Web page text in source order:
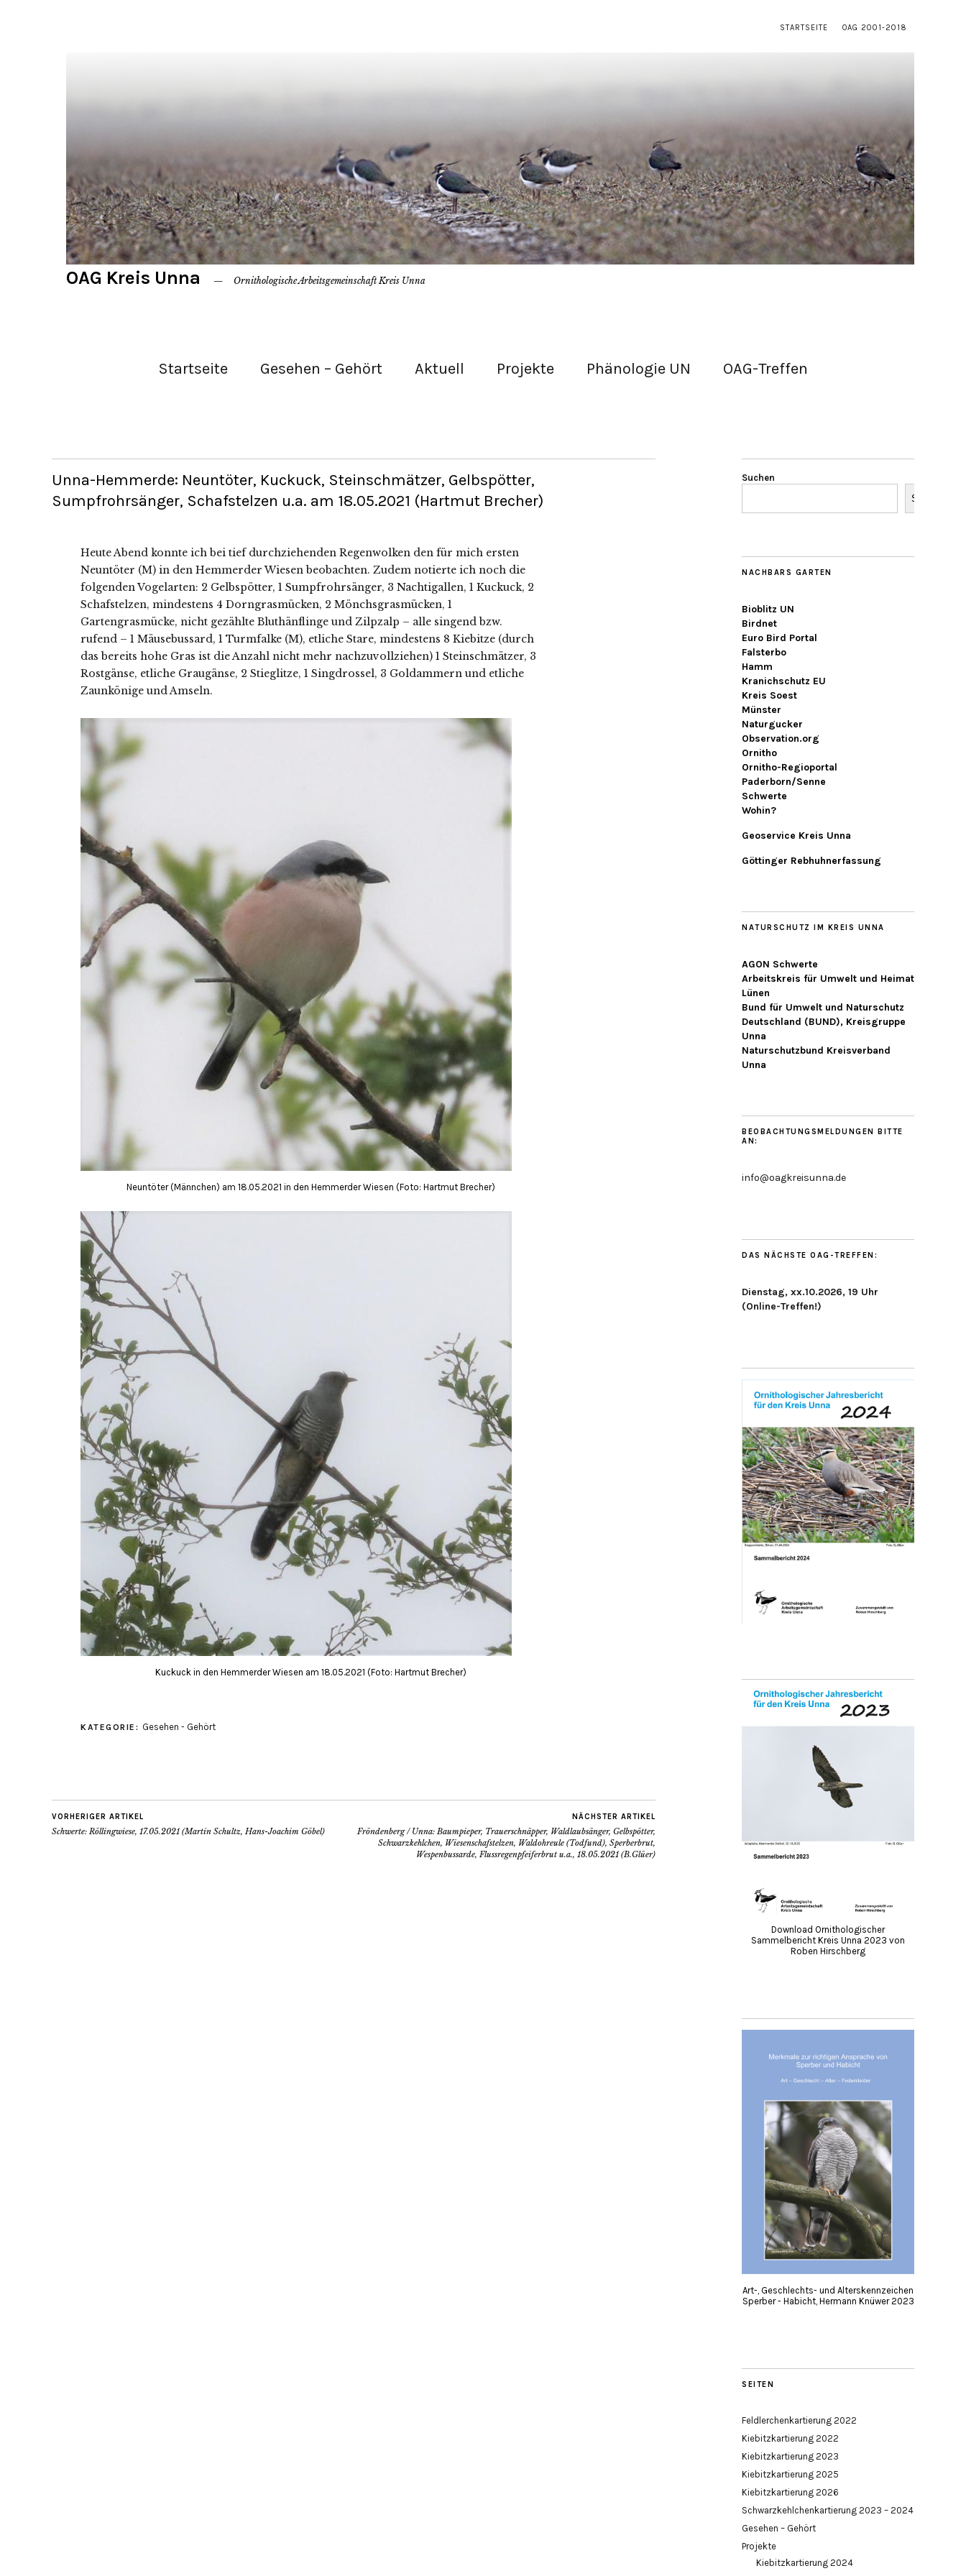
STARTSEITE OAG 2001-2018
OAG Kreis Unna Ornithologische Arbeitsgemeinschaft Kreis Unna
Startseite Gesehen – Gehört Aktuell Projekte Phänologie UN OAG-Treffen
Unna-Hemmerde: Neuntöter, Kuckuck, Steinschmätzer, Gelbspötter,
Sumpfrohrsänger, Schafstelzen u.a. am 18.05.2021 (Hartmut Brecher)
Heute Abend konnte ich bei tief durchziehenden Regenwolken den für mich ersten
Neuntöter (M) in den Hemmerder Wiesen beobachten. Zudem notierte ich noch die
folgenden Vogelarten: 2 Gelbspötter, 1 Sumpfrohrsänger, 3 Nachtigallen, 1 Kuckuck, 2
Schafstelzen, mindestens 4 Dorngrasmücken, 2 Mönchsgrasmücken, 1
Gartengrasmücke, nicht gezählte Bluthänflinge und Zilpzalp – alle singend bzw.
rufend – 1 Mäusebussard, 1 Turmfalke (M), etliche Stare, mindestens 8 Kiebitze (durch
das bereits hohe Gras ist die Anzahl nicht mehr nachzuvollziehen) 1 Steinschmätzer, 3
Rostgänse, etliche Graugänse, 2 Stieglitze, 1 Singdrossel, 3 Goldammern und etliche
Zaunkönige und Amseln.
Neuntöter (Männchen) am 18.05.2021 in den Hemmerder Wiesen (Foto: Hartmut Brecher)
Kuckuck in den Hemmerder Wiesen am 18.05.2021 (Foto: Hartmut Brecher)
KATEGORIE: Gesehen - Gehört
VORHERIGER ARTIKEL
Schwerte: Röllingwiese, 17.05.2021 (Martin Schultz, Hans-Joachim Göbel)
NÄCHSTER ARTIKEL
Fröndenberg / Unna: Baumpieper, Trauerschnäpper, Waldlaubsänger, Gelbspötter,
Schwarzkehlchen, Wiesenschafstelzen, Waldohreule (Todfund), Sperberbrut,
Wespenbussarde, Flussregenpfeiferbrut u.a., 18.05.2021 (B.Glüer)
Suchen
Suchen
NACHBARS GARTEN
Bioblitz UN
Birdnet
Euro Bird Portal
Falsterbo
Hamm
Kranichschutz EU
Kreis Soest
Münster
Naturgucker
Observation.org
Ornitho
Ornitho-Regioportal
Paderborn/Senne
Schwerte
Wohin?
Geoservice Kreis Unna
Göttinger Rebhuhnerfassung
NATURSCHUTZ IM KREIS UNNA
AGON Schwerte
Arbeitskreis für Umwelt und Heimat
Lünen
Bund für Umwelt und Naturschutz
Deutschland (BUND), Kreisgruppe
Unna
Naturschutzbund Kreisverband
Unna
BEOBACHTUNGSMELDUNGEN BITTE
AN:
info@oagkreisunna.de
DAS NÄCHSTE OAG-TREFFEN:
Dienstag, xx.10.2026, 19 Uhr
(Online-Treffen!)
Download Ornithologischer
Sammelbericht Kreis Unna 2023 von
Roben Hirschberg
Art-, Geschlechts- und Alterskennzeichen
Sperber - Habicht, Hermann Knüwer 2023
SEITEN
Feldlerchenkartierung 2022
Kiebitzkartierung 2022
Kiebitzkartierung 2023
Kiebitzkartierung 2025
Kiebitzkartierung 2026
Schwarzkehlchenkartierung 2023 – 2024
Gesehen – Gehört
Projekte
Kiebitzkartierung 2024